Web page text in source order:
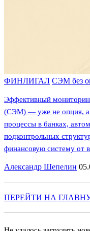
ФИНЛИГАЛ СЭМ без
Эффективный
(СЭМ) — уже не опция, а
процессы в банках,
подконтрольных
финансовую систему от
Александр Шепелин
ПЕРЕЙТИ НА